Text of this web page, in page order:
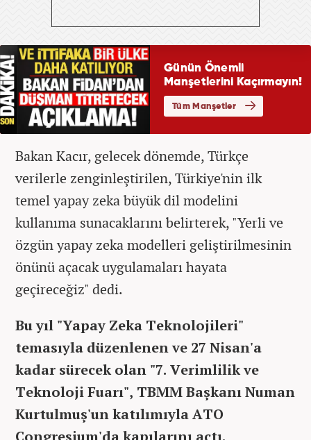
Bakan Kacır, gelecek dönemde, Türkçe
verilerle zenginleştirilen, Türkiye'nin ilk
temel yapay zeka büyük dil modelini
kullanıma sunacaklarını belirterek, "Yerli ve
özgün yapay zeka modelleri geliştirilmesinin
önünü açacak uygulamaları hayata
geçireceğiz" dedi.
Bu yıl "Yapay Zeka Teknolojileri"
temasıyla düzenlenen ve 27 Nisan'a
kadar sürecek olan "7. Verimlilik ve
Teknoloji Fuarı", TBMM Başkanı Numan
Kurtulmuş'un katılımıyla ATO
Congresium'da kapılarını açtı.